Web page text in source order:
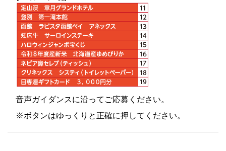
音声ガイダンスに沿ってご応募ください。
※ボタンはゆっくりと正確に押してください。